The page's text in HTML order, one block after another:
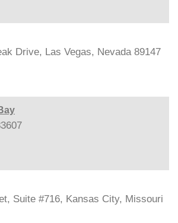
Drive, Las Vegas, Nevada 89147
Suite #716, Kansas City, Missouri